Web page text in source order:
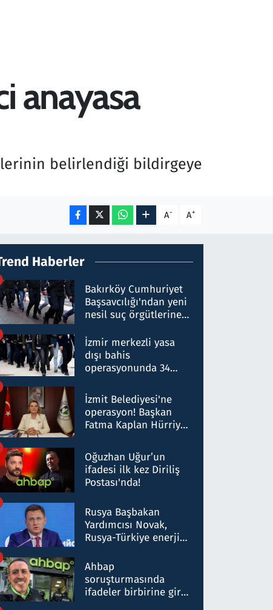
anayasa
belirlendiği bildirgeye
A- A+
Haberler
Bakırköy Cumhuriyet
Başsavcılığı'ndan yeni
nesil suç örgütlerine
hakkında gözaltı kararı
İzmir merkezli yasa
dışı bahis
operasyonunda 34
Milyar liralık para
trafiği tespit edildi
İzmit Belediyesi'ne
operasyon! Başkan
Fatma Kaplan Hürriyet
Oğuzhan Uğur’un
ifadesi ilk kez Diriliş
Postası'nda!
Rusya Başbakan
Yardımcısı Novak,
Rusya-Türkiye enerji
nitelikte olduğunu
belirtti
Ahbap
soruşturmasında
ifadeler birbirine girdi: